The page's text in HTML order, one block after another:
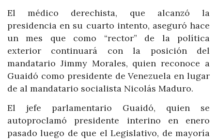
El médico derechista, que alcanzó la
presidencia en su cuarto intento, aseguró hace
un mes que como “rector” de la política
exterior continuará con la posición del
mandatario Jimmy Morales, quien reconoce a
Guaidó como presidente de Venezuela en lugar
de al mandatario socialista Nicolás Maduro.
El jefe parlamentario Guaidó, quien se
autoproclamó presidente interino en enero
pasado luego de que el Legislativo, de mayoría